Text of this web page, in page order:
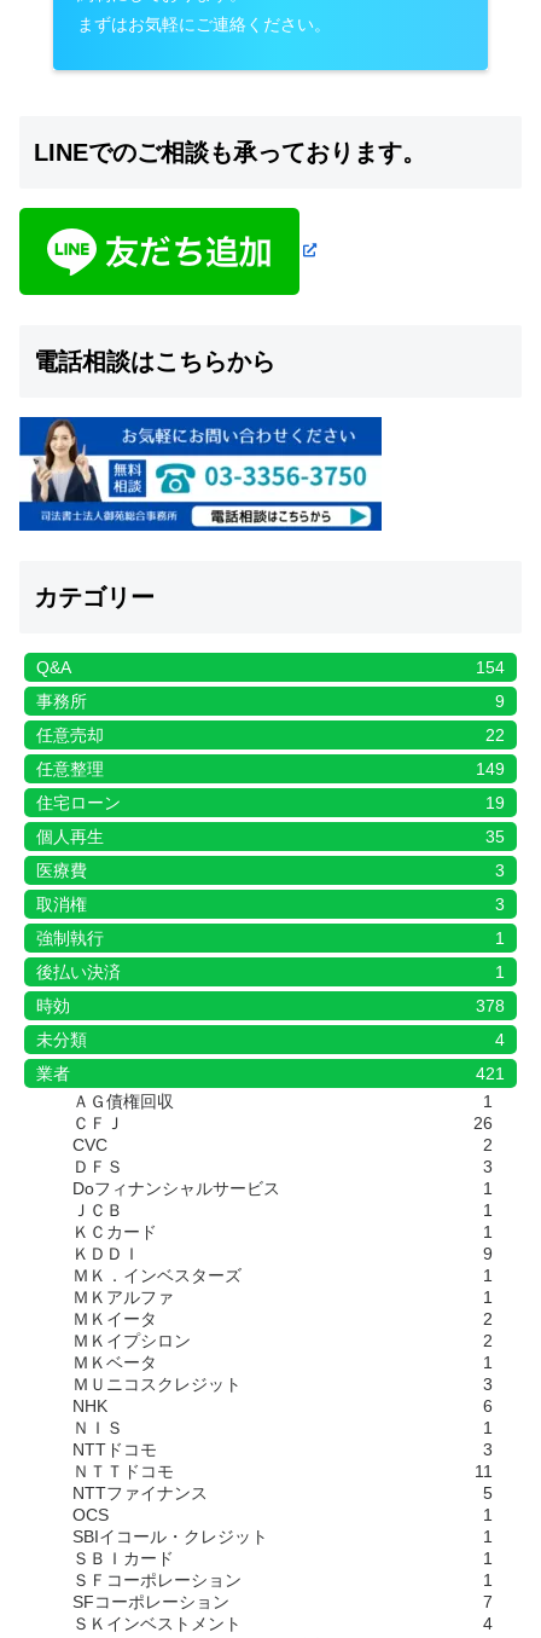
まずはお気軽にご連絡ください。
LINEでのご相談も承っております。
電話相談はこちらから
カテゴリー
Q&A
154
事務所
9
任意売却
22
任意整理
149
住宅ローン
19
個人再生
35
医療費
3
取消権
3
強制執行
1
後払い決済
1
時効
378
未分類
4
業者
421
ＡＧ債権回収
1
ＣＦＪ
26
CVC
2
ＤＦＳ
3
Doフィナンシャルサービス
1
ＪＣＢ
1
ＫＣカード
1
ＫＤＤＩ
9
ＭＫ．インベスターズ
1
ＭＫアルファ
1
ＭＫイータ
2
ＭＫイプシロン
2
ＭＫベータ
1
ＭＵニコスクレジット
3
NHK
6
ＮＩＳ
1
NTTドコモ
3
ＮＴＴドコモ
11
NTTファイナンス
5
OCS
1
SBIイコール・クレジット
1
ＳＢＩカード
1
ＳＦコーポレーション
1
SFコーポレーション
7
ＳＫインベストメント
4